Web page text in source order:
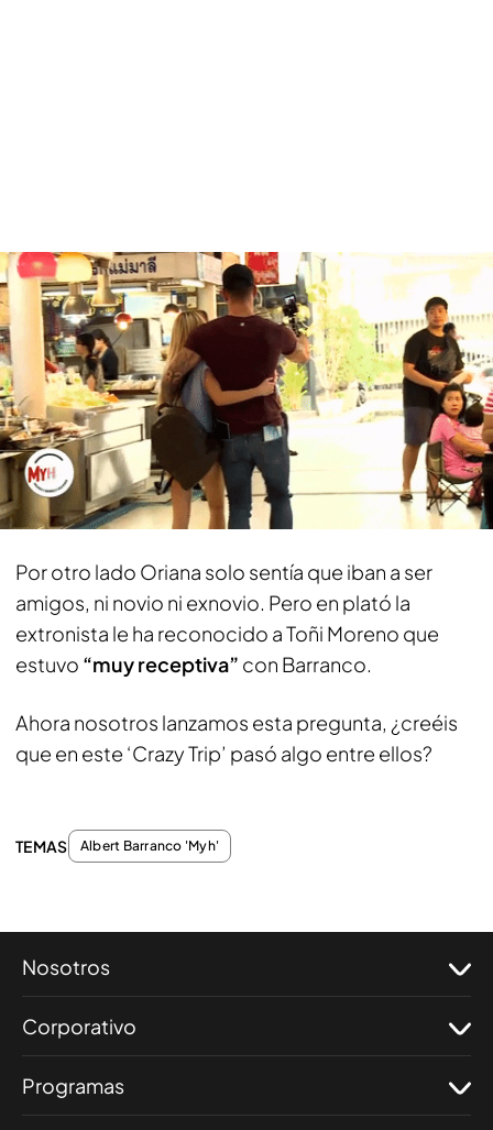
Por otro lado Oriana solo sentía que iban a ser
amigos, ni novio ni exnovio. Pero en plató la
extronista le ha reconocido a Toñi Moreno que
estuvo “muy receptiva” con Barranco.
Ahora nosotros lanzamos esta pregunta, ¿creéis
que en este ‘Crazy Trip’ pasó algo entre ellos?
TEMAS Albert Barranco 'Myh'
Nosotros
Corporativo
Programas